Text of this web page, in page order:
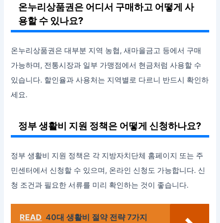
온누리상품권은 어디서 구매하고 어떻게 사
용할 수 있나요?
온누리상품권은 대부분 지역 농협, 새마을금고 등에서 구매
가능하며, 전통시장과 일부 가맹점에서 현금처럼 사용할 수
있습니다. 할인율과 사용처는 지역별로 다르니 반드시 확인하
세요.
정부 생활비 지원 정책은 어떻게 신청하나요?
정부 생활비 지원 정책은 각 지방자치단체 홈페이지 또는 주
민센터에서 신청할 수 있으며, 온라인 신청도 가능합니다. 신
청 조건과 필요한 서류를 미리 확인하는 것이 좋습니다.
READ 40대 생활비 절약 전략 7가지